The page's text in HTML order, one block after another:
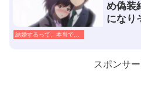
め偽装
になり
スポンサ